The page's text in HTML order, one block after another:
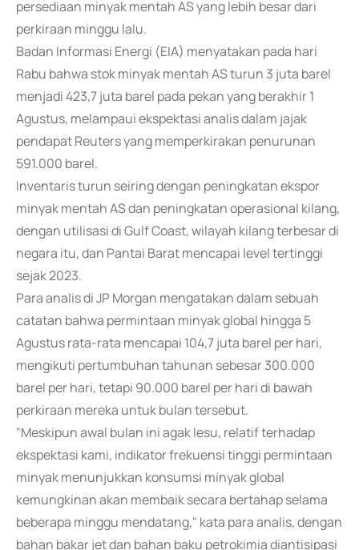
persediaan minyak mentah AS yang lebih besar dari
perkiraan minggu lalu.
Badan Informasi Energi (EIA) menyatakan pada hari
Rabu bahwa stok minyak mentah AS turun 3 juta barel
menjadi 423,7 juta barel pada pekan yang berakhir 1
Agustus, melampaui ekspektasi analis dalam jajak
pendapat Reuters yang memperkirakan penurunan
591.000 barel.
Inventaris turun seiring dengan peningkatan ekspor
minyak mentah AS dan peningkatan operasional kilang,
dengan utilisasi di Gulf Coast, wilayah kilang terbesar di
negara itu, dan Pantai Barat mencapai level tertinggi
sejak 2023.
Para analis di JP Morgan mengatakan dalam sebuah
catatan bahwa permintaan minyak global hingga 5
Agustus rata-rata mencapai 104,7 juta barel per hari,
mengikuti pertumbuhan tahunan sebesar 300.000
barel per hari, tetapi 90.000 barel per hari di bawah
perkiraan mereka untuk bulan tersebut.
"Meskipun awal bulan ini agak lesu, relatif terhadap
ekspektasi kami, indikator frekuensi tinggi permintaan
minyak menunjukkan konsumsi minyak global
kemungkinan akan membaik secara bertahap selama
beberapa minggu mendatang," kata para analis, dengan
bahan bakar jet dan bahan baku petrokimia diantisipasi